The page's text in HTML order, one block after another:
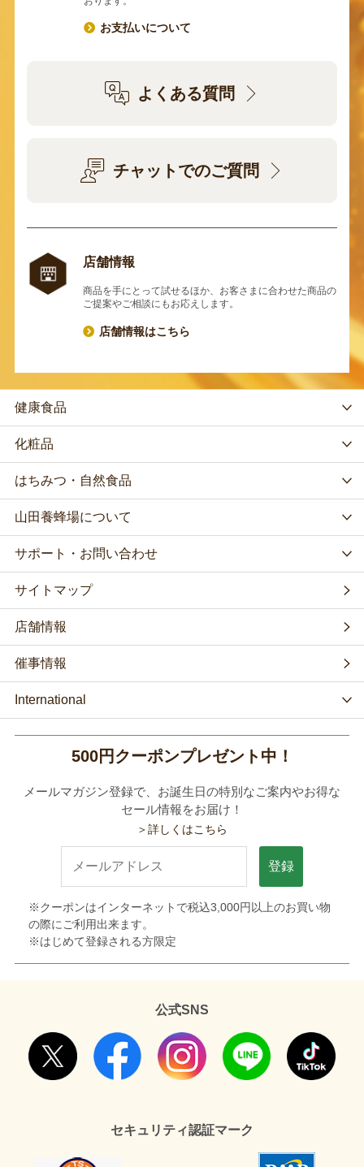
お支払いについて
よくある質問
チャットでのご質問
店舗情報
商品を手にとって試せるほか、お客さまに合わせた商品の
ご提案やご相談にもお応えします。
店舗情報はこちら
健康食品
化粧品
はちみつ・自然食品
山田養蜂場について
サポート・お問い合わせ
サイトマップ
店舗情報
催事情報
International
500円クーポンプレゼント中！
メールマガジン登録で、お誕生日の特別なご案内やお得な
セール情報をお届け！
＞詳しくはこちら
登録
※クーポンはインターネットで税込3,000円以上のお買い物
の際にご利用出来ます。
※はじめて登録される方限定
公式SNS
セキュリティ認証マーク